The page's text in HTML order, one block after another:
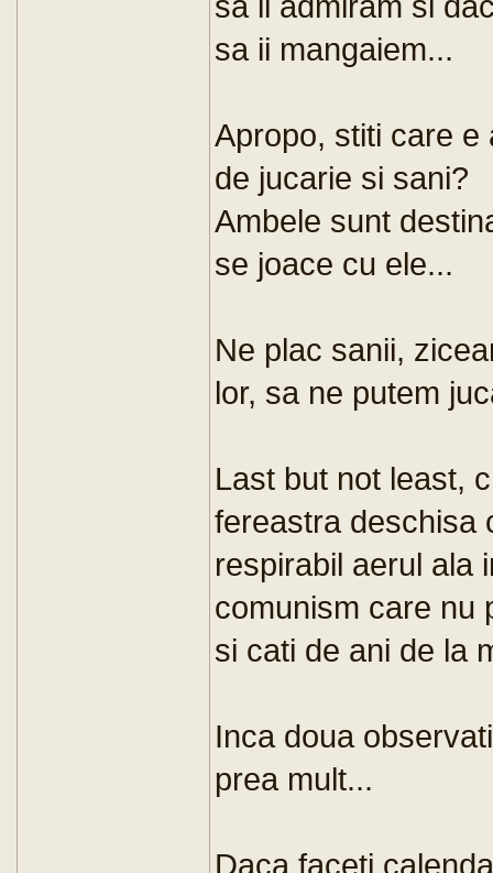
sa ii mangaiem...
Apropo, stiti care e
de jucarie si sani?
Ambele sunt
se joace cu ele...
Ne plac sanii,
lor, sa ne putem
Last but not least,
fereastra deschisa
respirabil aerul ala
comunism care nu
si cati de ani de la
Inca doua
prea mult...
Daca faceti